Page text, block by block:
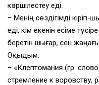
көршілестеу еді.
– Менің сөздігімді
еді, кім екенін есіме
беретін шығар, сен
Оқыдым.
– «Клептомания (гр.
стремление к воровству,